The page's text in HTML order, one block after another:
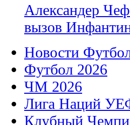
Александер
вызов
Новости
Футбол 2026
ЧМ 2026
Лига Наций
Клубный